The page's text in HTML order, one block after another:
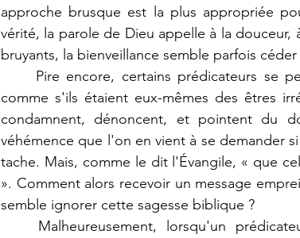
approche brusque est la plus appropriée
vérité, la parole de Dieu appelle à la douceur,
bruyants, la bienveillance semble parfois
comme s'ils étaient eux-mêmes des êtres
condamnent, dénoncent, et pointent du
véhémence que l'on en vient à se demander
tache. Mais, comme le dit l'Évangile, « que
». Comment alors recevoir un message
semble ignorer cette sagesse biblique ?